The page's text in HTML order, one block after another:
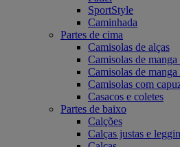
SportStyle
Caminhada
Partes de cima
Camisolas de alças
Camisolas de manga
Camisolas de
Camisolas com
Casacos e coletes
Partes de baixo
Calções
Calças justas e